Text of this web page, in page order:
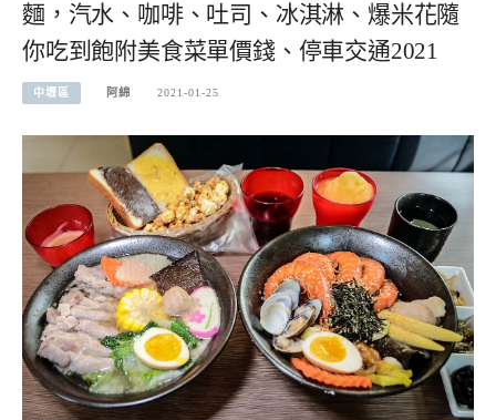
麵，汽水、咖啡、吐司、冰淇淋、爆米花隨
你吃到飽附美食菜單價錢、停車交通2021
中壢區 阿綿 2021-01-25